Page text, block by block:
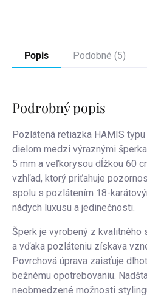
Popis Podobné (5)
Podrobný popis
Pozlátená retiazka HAMIS
dielom medzi výraznými
5 mm a veľkorysou dĺžkou 60
vzhľad, ktorý priťahuje
spolu s pozlátením 18-
nádych luxusu a jedinečnosti.
Šperk je vyrobený z
a vďaka pozláteniu získava
Povrchová úprava zaisťuje
bežnému opotrebovaniu.
neobmedzené možnosti